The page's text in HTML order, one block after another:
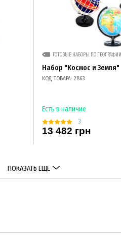
ГОТОВЫЕ НАБОРЫ ПО ГЕОГРАФИИ
Набор "Космос и Земля"
КОД ТОВАРА: 2863
Есть в наличие
3
13 482 грн
ПОКАЗАТЬ ЕЩЕ